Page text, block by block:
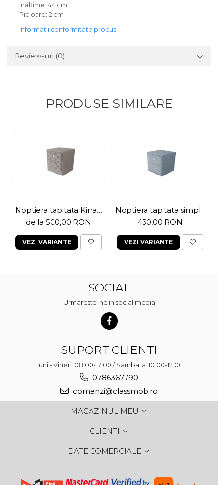
Inălţime: 44 cm
Picioare: 2 cm
Informatii conformitate produs
Review-uri (0)
PRODUSE SIMILARE
Noptiera tapitata Kirra2
,2 sertare
de la 500,00 RON
VEZI VARIANTE
Noptiera tapitata simpla
,2 sertare
430,00 RON
VEZI VARIANTE
SOCIAL
Urmareste-ne in social media
SUPORT CLIENTI
Luni - Vineri: 08:00-17:00 / Sambata: 10:00-12:00
0786367790
comenzi@classmob.ro
MAGAZINUL MEU
CLIENTI
DATE COMERCIALE